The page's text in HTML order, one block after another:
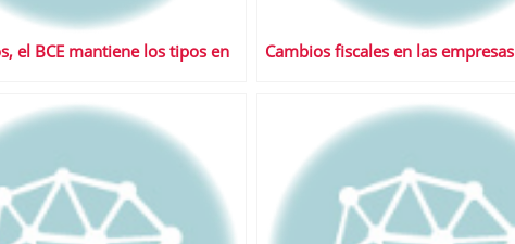
el BCE mantiene los tipos en
Cambios fiscales en las empresas